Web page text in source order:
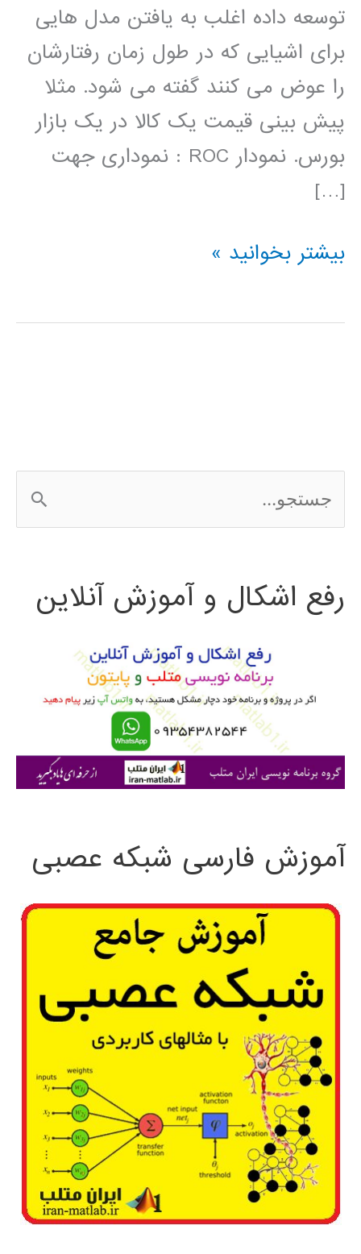
توسعه داده اغلب به یافتن مدل هایی
برای اشیایی که در طول زمان رفتارشان
را عوض می کنند گفته می شود. مثلا
پیش بینی قیمت یک کالا در یک بازار
بورس. نمودار ROC : نموداری جهت
[…]
تعاریف
داده
بیشتر بخوانید »
س
ج
ی
رفع اشکال و آموزش آنلاین
آموزش فارسی شبکه عصبی